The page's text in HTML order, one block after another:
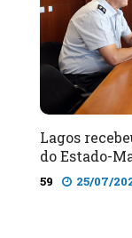
Lagos
do Estado-
59 25/07/